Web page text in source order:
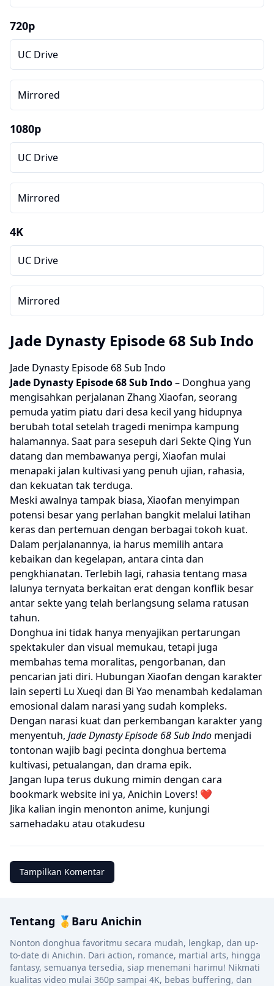
720p
UC Drive
Mirrored
1080p
UC Drive
Mirrored
4K
UC Drive
Mirrored
Jade Dynasty Episode 68 Sub Indo
Jade Dynasty Episode 68 Sub Indo
Jade Dynasty Episode 68 Sub Indo– Donghua yang
mengisahkan perjalanan Zhang Xiaofan, seorang
pemuda yatim piatu dari desa kecil yang hidupnya
berubah total setelah tragedi menimpa kampung
halamannya. Saat para sesepuh dari Sekte Qing Yun
datang dan membawanya pergi, Xiaofan mulai
menapaki jalan kultivasi yang penuh ujian, rahasia,
dan kekuatan tak terduga.
Meski awalnya tampak biasa, Xiaofan menyimpan
potensi besar yang perlahan bangkit melalui latihan
keras dan pertemuan dengan berbagai tokoh kuat.
Dalam perjalanannya, ia harus memilih antara
kebaikan dan kegelapan, antara cinta dan
pengkhianatan. Terlebih lagi, rahasia tentang masa
lalunya ternyata berkaitan erat dengan konflik besar
antar sekte yang telah berlangsung selama ratusan
tahun.
Donghua ini tidak hanya menyajikan pertarungan
spektakuler dan visual memukau, tetapi juga
membahas tema moralitas, pengorbanan, dan
pencarian jati diri. Hubungan Xiaofan dengan karakter
lain seperti Lu Xueqi dan Bi Yao menambah kedalaman
emosional dalam narasi yang sudah kompleks.
Dengan narasi kuat dan perkembangan karakter yang
menyentuh, Jade Dynasty Episode 68 Sub Indo menjadi
tontonan wajib bagi pecinta donghua bertema
kultivasi, petualangan, dan drama epik.
Jangan lupa terus dukung mimin dengan cara
bookmark website ini ya, Anichin Lovers! ❤️
Jika kalian ingin menonton anime, kunjungi
samehadaku atau otakudesu
Tampilkan Komentar
Tentang 🥇Baru Anichin
Nonton donghua favoritmu secara mudah, lengkap, dan up-
to-date di Anichin. Dari action, romance, martial arts, hingga
fantasy, semuanya tersedia, siap menemani harimu! Nikmati
kualitas video mulai 360p sampai 4K, bebas buffering, dan